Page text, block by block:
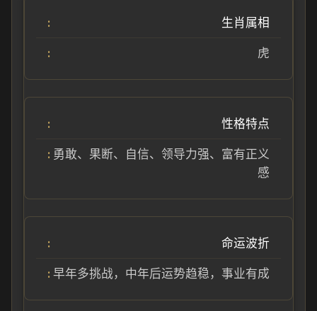
生肖属相
虎
性格特点
勇敢、果断、自信、领导力强、富有正义
感
命运波折
早年多挑战，中年后运势趋稳，事业有成